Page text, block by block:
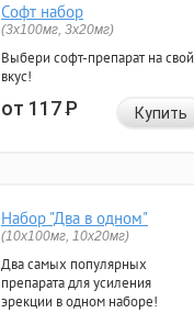
Софт набор
(3x100мг, 3x20мг)
Выбери софт-препарат на свой
вкус!
от 117Р Купить
Набор "Два в одном"
(10x100мг, 10x20мг)
Два самых популярных
препарата для усиления
эрекции в одном наборе!